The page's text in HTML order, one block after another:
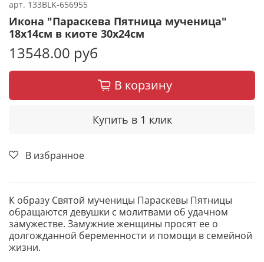
арт. 133BLK-656955
Икона "Параскева Пятница мученица"
18х14см в киоте 30х24см
13548.00 руб
В корзину
Купить в 1 клик
В избранное
К образу Святой мученицы Параскевы Пятницы
обращаются девушки с молитвами об удачном
замужестве. Замужние женщины просят ее о
долгожданной беременности и помощи в семейной
жизни.